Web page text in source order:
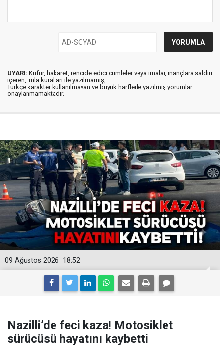
UYARI: Küfür, hakaret, rencide edici cümleler veya imalar, inançlara saldırı
içeren, imla kuralları ile yazılmamış,
Türkçe karakter kullanılmayan ve büyük harflerle yazılmış yorumlar
onaylanmamaktadır.
18:52
09 Ağustos 2026
Nazilli’de feci kaza! Motosiklet
sürücüsü hayatını kaybetti